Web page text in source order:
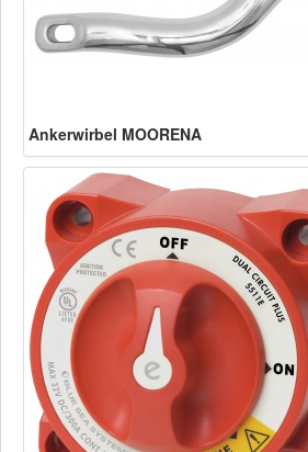
Ankerwirbel MOORENA